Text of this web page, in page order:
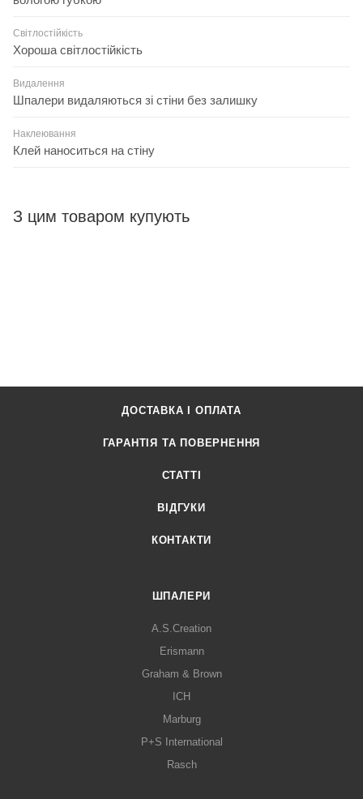
Світлостійкість
Хороша світлостійкість
Видалення
Шпалери видаляються зі стіни без залишку
Наклеювання
Клей наноситься на стіну
З цим товаром купують
ДОСТАВКА І ОПЛАТА
ГАРАНТІЯ ТА ПОВЕРНЕННЯ
СТАТТІ
ВІДГУКИ
КОНТАКТИ
ШПАЛЕРИ
A.S.Creation
Erismann
Graham & Brown
ICH
Marburg
P+S International
Rasch